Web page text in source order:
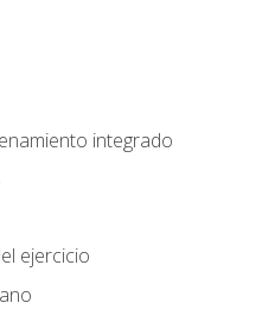
integrado
ejercicio